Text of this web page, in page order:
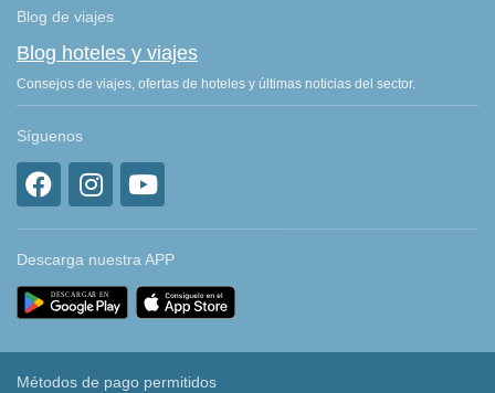
Blog de viajes
Blog hoteles y viajes
Consejos de viajes, ofertas de hoteles y últimas noticias del sector.
Síguenos
Descarga nuestra APP
Métodos de pago permitidos